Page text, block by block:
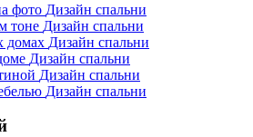
фото Дизайн спальни
тоне Дизайн спальни
домах Дизайн спальни
Дизайн спальни
Дизайн спальни
Дизайн спальни